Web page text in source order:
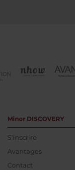
Minor DISCOVERY
S'inscrire
Avantages
Contact